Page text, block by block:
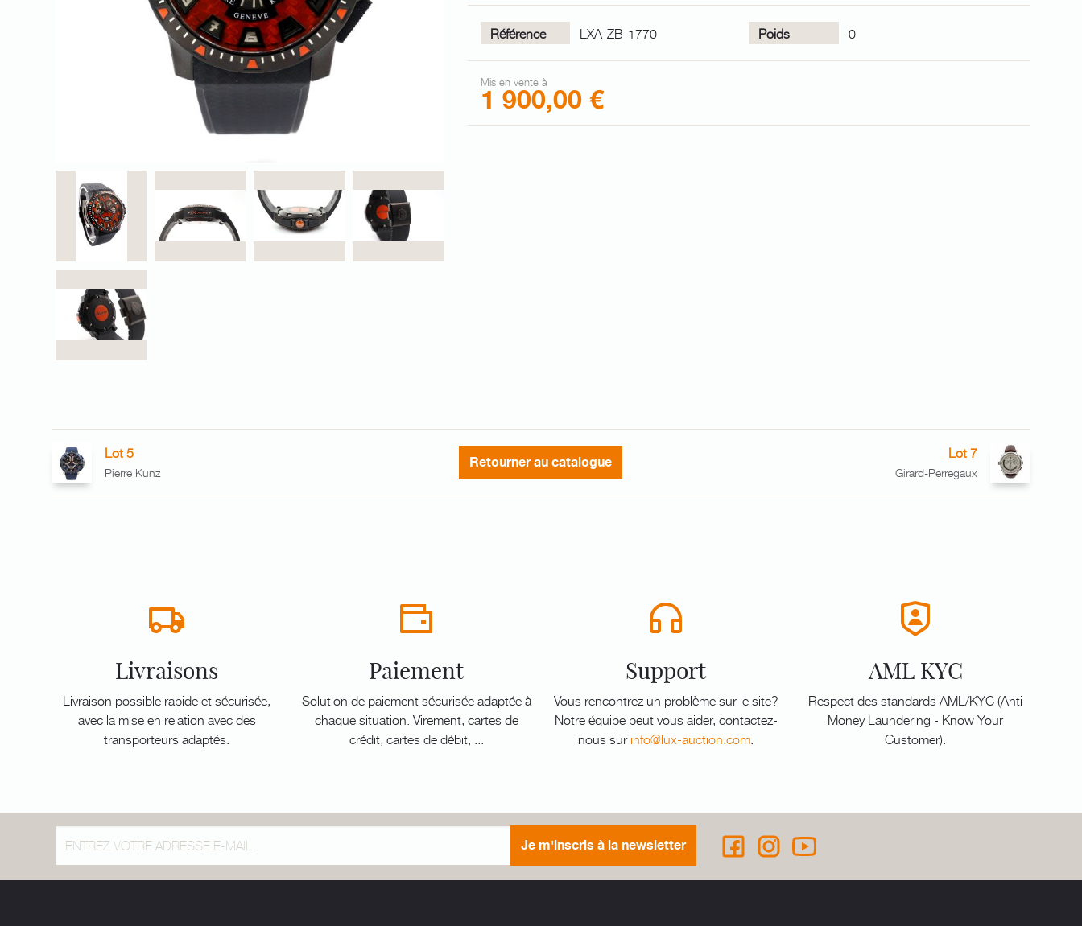
Référence LXA-ZB-1770 Poids 0
Mis en vente à
1 900,00 €
Lot 5
Pierre Kunz Retourner au catalogue Lot 7
Girard-Perregaux
Livraisons
Livraison possible rapide et sécurisée,
avec la mise en relation avec des
transporteurs adaptés.
Paiement
Solution de paiement sécurisée adaptée à
chaque situation. Virement, cartes de
crédit, cartes de débit, ...
Support
Vous rencontrez un problème sur le site?
Notre équipe peut vous aider, contactez-
nous surinfo@lux-auction.com.
AML KYC
Respect des standards AML/KYC (Anti
Money Laundering - Know Your
Customer).
Je m'inscris à la newsletter